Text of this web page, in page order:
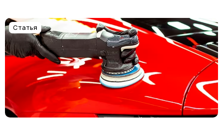
Статья